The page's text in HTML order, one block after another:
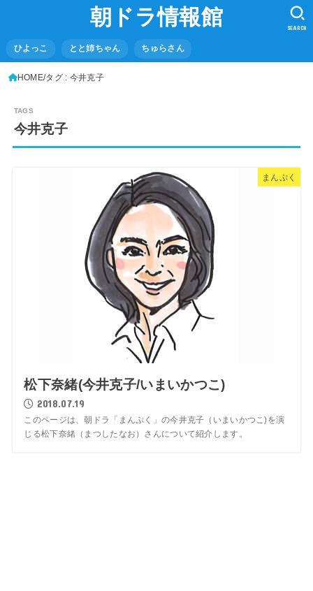
朝ドラ情報館
ひよっこ とと姉ちゃん ちゅらさん
SEARCH
HOME タグ : 今井克子
今井克子
まんぷく
松下奈緒(今井克子/いまいかつこ)
2018.07.19
このページは、朝ドラ「まんぷく」の今井克子（いまいかつこ)を演
じる松下奈緒（まつしたなお）さんについて紹介します。